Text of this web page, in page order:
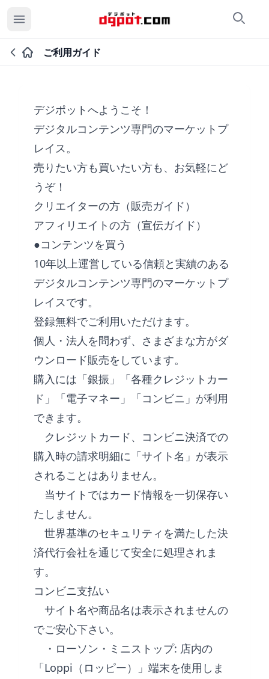
検索
ご利用ガイド
デジポットへようこそ！
デジタルコンテンツ専門のマーケットプ
レイス。
売りたい方も買いたい方も、お気軽にど
うぞ！
クリエイターの方（販売ガイド）
アフィリエイトの方（宣伝ガイド）
●コンテンツを買う
10年以上運営している信頼と実績のある
デジタルコンテンツ専門のマーケットプ
レイスです。
登録無料でご利用いただけます。
個人・法人を問わず、さまざまな方がダ
ウンロード販売をしています。
購入には「銀振」「各種クレジットカー
ド」「電子マネー」「コンビニ」が利用
できます。
クレジットカード、コンビニ決済での
購入時の請求明細に「サイト名」が表示
されることはありません。
当サイトではカード情報を一切保存い
たしません。
世界基準のセキュリティを満たした決
済代行会社を通じて安全に処理されま
す。
コンビニ支払い
サイト名や商品名は表示されませんの
でご安心下さい。
・ローソン・ミニストップ: 店内の
「Loppi（ロッピー）」端末を使用しま